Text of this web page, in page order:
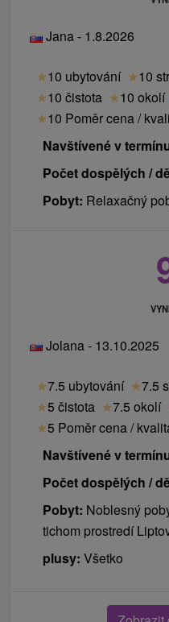
Jana - 1.8.2026
★10 ubytování ★10
★10 čistota ★10 okolí
★10 Poměr cena /
Navštívené v
Počet dospělých /
Pobyt: Relaxačný
Jolana - 13.10.2025
★7.5 ubytování ★7.5
★5 čistota ★7.5 okolí
★5 Poměr cena /
Navštívené v
Počet dospělých /
Pobyt: Noblesný
tichom prostredí
plusy: Všetko